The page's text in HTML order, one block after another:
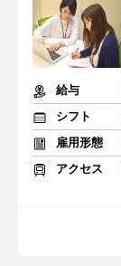
給与
シフト
雇用形態
アクセス